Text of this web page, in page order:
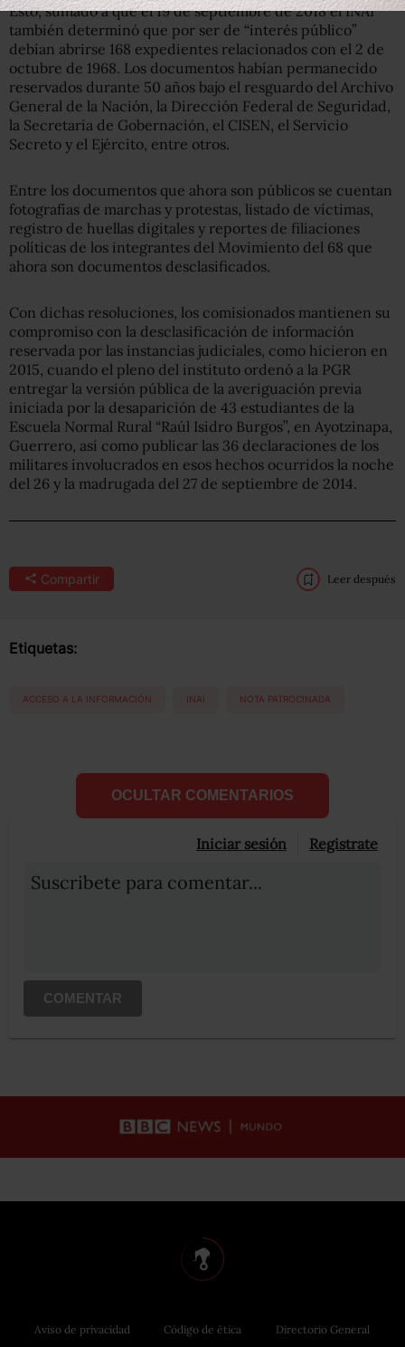
Esto, sumado a que el 19 de septiembre de 2018 el INAI
también determinó que por ser de “interés público”
debían abrirse 168 expedientes relacionados con el 2 de
octubre de 1968. Los documentos habían permanecido
reservados durante 50 años bajo el resguardo del Archivo
General de la Nación, la Dirección Federal de Seguridad,
la Secretaría de Gobernación, el CISEN, el Servicio
Secreto y el Ejército, entre otros.
Entre los documentos que ahora son públicos se cuentan
fotografías de marchas y protestas, listado de víctimas,
registro de huellas digitales y reportes de filiaciones
políticas de los integrantes del Movimiento del 68 que
ahora son documentos desclasificados.
Con dichas resoluciones, los comisionados mantienen su
compromiso con la desclasificación de información
reservada por las instancias judiciales, como hicieron en
2015, cuando el pleno del instituto ordenó a la PGR
entregar la versión pública de la averiguación previa
iniciada por la desaparición de 43 estudiantes de la
Escuela Normal Rural “Raúl Isidro Burgos”, en Ayotzinapa,
Guerrero, así como publicar las 36 declaraciones de los
militares involucrados en esos hechos ocurridos la noche
del 26 y la madrugada del 27 de septiembre de 2014.
Compartir Leer después
Etiquetas:
ACCESO A LA INFORMACIÓN INAI NOTA PATROCINADA
OCULTAR COMENTARIOS
Iniciar sesión Registrate
Suscribete para comentar...
COMENTAR
Aviso de privacidad Código de ética Directorio General